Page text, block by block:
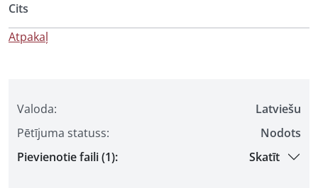
Valoda:
Latviešu
Pētījuma statuss:
Nodots
Pievienotie faili (1):
Skatīt
Cits
Atpakaļ